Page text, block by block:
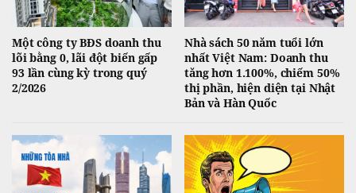
Một công ty BĐS doanh thu
lõi bằng 0, lãi đột biến gấp
93 lần cùng kỳ trong quý
2/2026
Nhà sách 50 năm tuổi lớn
nhất Việt Nam: Doanh thu
tăng hơn 1.100%, chiếm 50%
thị phần, hiện diện tại Nhật
Bản và Hàn Quốc